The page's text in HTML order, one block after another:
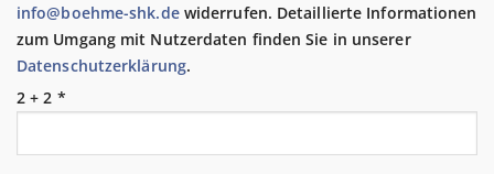
info@boehme-shk.dewiderrufen. Detaillierte Informationen
zum Umgang mit Nutzerdaten finden Sie in unserer
Datenschutzerklärung.
2 + 2 *